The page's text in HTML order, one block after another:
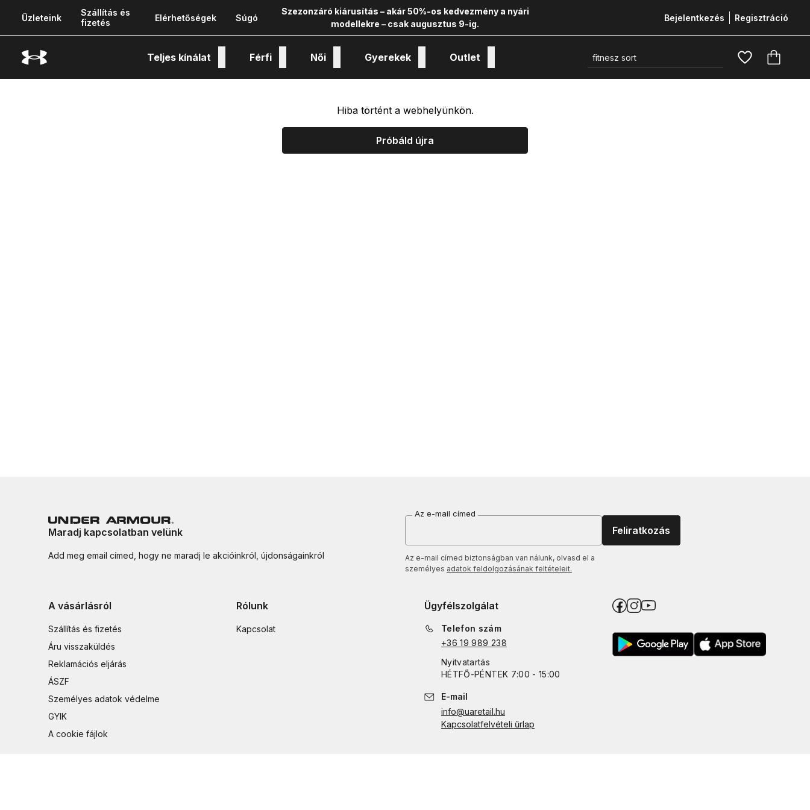
Üzleteink
Szállítás és
fizetés
Elérhetőségek Súgó
Szezonzáró kiárusítás – akár 50%-os kedvezmény a nyári
modellekre – csak augusztus 9-ig.
Bejelentkezés Regisztráció
Teljes kínálat Férfi Női Gyerekek Outlet
Hiba történt a webhelyünkön.
Próbáld újra
Maradj kapcsolatban velünk
Add meg email címed, hogy ne maradj le akcióinkról, újdonságainkról
Az e-mail címed
Feliratkozás
Az e-mail címed biztonságban van nálunk, olvasd el a
személyes adatok feldolgozásának feltételeit.
A vásárlásról
Szállítás és fizetés
Áru visszaküldés
Reklamációs eljárás
ÁSZF
Személyes adatok védelme
GYIK
A cookie fájlok
Rólunk
Kapcsolat
Ügyfélszolgálat
Telefon szám
+36 19 989 238
Nyitvatartás
HÉTFŐ-PÉNTEK 7:00 - 15:00
E-mail
info@uaretail.hu
Kapcsolatfelvételi űrlap